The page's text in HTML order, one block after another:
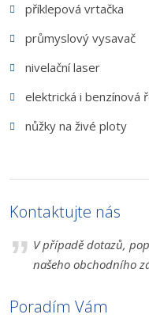
příklepová vrtačka
průmyslový vysavač
nivelační laser
elektrická i benzínová
nůžky na živé ploty
Kontaktujte nás
V případě dotazů,
našeho obchodního
Poradím Vám